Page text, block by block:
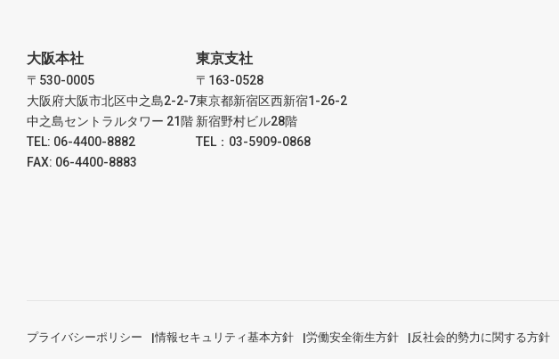
大阪本社
〒530-0005
大阪府大阪市北区中之島2-2-7
中之島セントラルタワー 21階
TEL: 06-4400-8882
FAX: 06-4400-8883
東京支社
〒163-0528
東京都新宿区西新宿1-26-2
新宿野村ビル28階
TEL：03-5909-0868
プライバシーポリシー 情報セキュリティ基本方針 労働安全衛生方針 反社会的勢力に関する方針